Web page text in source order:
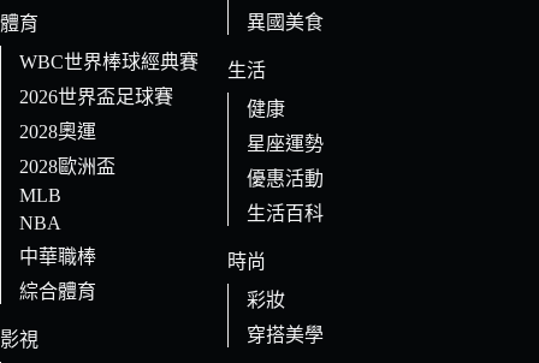
體育
WBC世界棒球經典賽
2026世界盃足球賽
2028奧運
2028歐洲盃
MLB
NBA
中華職棒
綜合體育
影視
異國美食
生活
健康
星座運勢
優惠活動
生活百科
時尚
彩妝
穿搭美學